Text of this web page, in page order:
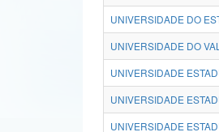
UNIVERSIDADE DO
UNIVERSIDADE DO
UNIVERSIDADE
UNIVERSIDADE
UNIVERSIDADE